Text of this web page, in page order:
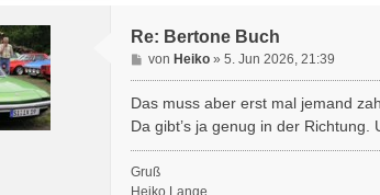
Re: Bertone Buch
B
e
i
g
von Heiko» 5. Jun 2026, 21:39
Das muss aber erst mal jemand
Da gibt’s ja genug in der Richtung.
Gruß
Heiko Lange